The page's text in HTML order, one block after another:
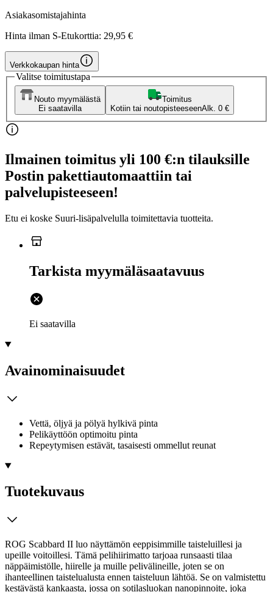
Asiakasomistajahinta
Hinta ilman S-Etukorttia: 29,95 €
Verkkokaupan hinta
Valitse toimitustapa
Nouto myymälästä
Ei saatavilla
Toimitus
Kotiin tai noutopisteeseenAlk. 0 €
Ilmainen toimitus yli 100 €:n tilauksille
Postin pakettiautomaattiin tai
palvelupisteeseen!
Etu ei koske Suuri‑lisäpalvelulla toimitettavia tuotteita.
Tarkista myymäläsaatavuus
Ei saatavilla
Avainominaisuudet
Vettä, öljyä ja pölyä hylkivä pinta
Pelikäyttöön optimoitu pinta
Repeytymisen estävät, tasaisesti ommellut reunat
Tuotekuvaus
ROG Scabbard II luo näyttämön eeppisimmille taisteluillesi ja
upeille voitoillesi. Tämä pelihiirimatto tarjoaa runsaasti tilaa
näppäimistölle, hiirelle ja muille pelivälineille, joten se on
ihanteellinen taistelualusta ennen taisteluun lähtöä. Se on valmistettu
kestävästä kankaasta, jossa on sotilasluokan nanopinnoite, joka